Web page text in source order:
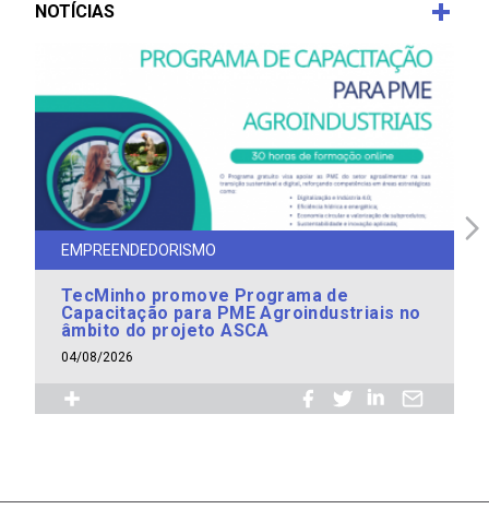
NOTÍCIAS
EMPREENDEDORISMO
TecMinho promove Programa de
Capacitação para PME Agroindustriais no
âmbito do projeto ASCA
04/08/2026